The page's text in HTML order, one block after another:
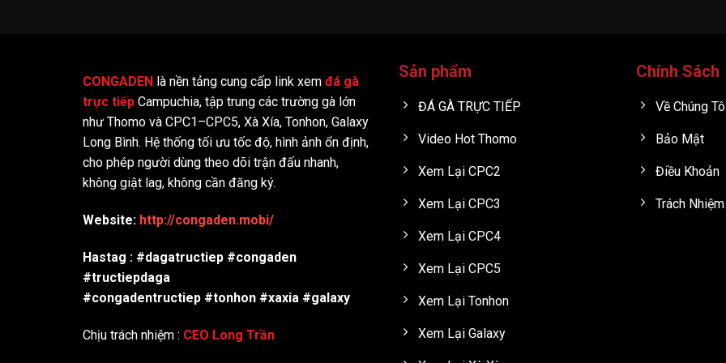
CONGADEN là nền tảng cung cấp link xem đá gà
trực tiếp Campuchia, tập trung các trường gà lớn
như Thomo và CPC1–CPC5, Xà Xía, Tonhon, Galaxy
Long Bình. Hệ thống tối ưu tốc độ, hình ảnh ổn định,
cho phép người dùng theo dõi trận đấu nhanh,
không giật lag, không cần đăng ký.
Website: http://congaden.mobi/
Hastag : #dagatructiep #congaden
#tructiepdaga
#congadentructiep #tonhon #xaxia #galaxy
Chịu trách nhiệm : CEO Long Trần
Sản phẩm
ĐÁ GÀ TRỰC TIẾP
Video Hot Thomo
Xem Lại CPC2
Xem Lại CPC3
Xem Lại CPC4
Xem Lại CPC5
Xem Lại Tonhon
Xem Lại Galaxy
Chính Sách
Về Chúng
Bảo Mật
Điều Khoản
Trách Nhiệm